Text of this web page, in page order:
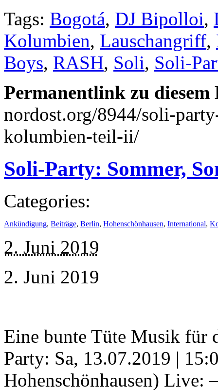
Tags: Bogotá, DJ Bipolloi,
Kolumbien, Lauschangriff,
Boys, RASH, Soli, Soli-
Permanentlink zu
nordost.org/8944/soli-
kolumbien-teil-ii/
Soli-Party: Sommer,
Categories:
Ankündigung, Beiträge, Berlin, Hohenschönhausen, International,
2. Juni 2019
2. Juni 2019
Eine bunte Tüte Musik
Party: Sa, 13.07.2019 |
Hohenschönhausen) Live: